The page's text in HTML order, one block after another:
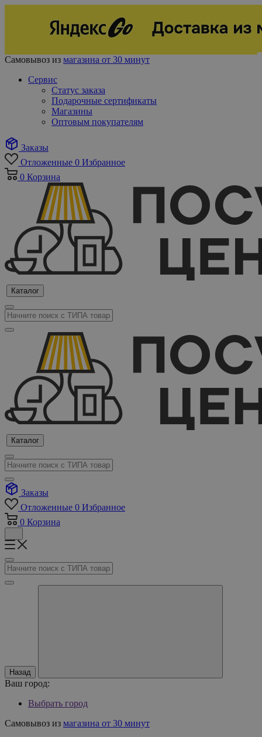
Самовывоз из магазина от 30 минут
Сервис
Статус заказа
Подарочные сертификаты
Магазины
Оптовым покупателям
Заказы
Отложенные 0 Избранное
0 Корзина
Каталог
Каталог
Заказы
Отложенные 0 Избранное
0 Корзина
Назад
Ваш город:
Выбрать город
Самовывоз из магазина от 30 минут